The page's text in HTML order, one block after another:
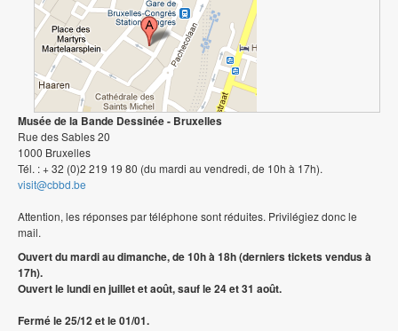
Musée de la Bande Dessinée - Bruxelles
Rue des Sables 20
1000 Bruxelles
Tél. : + 32 (0)2 219 19 80 (du mardi au vendredi, de 10h à 17h).
visit@cbbd.be
Attention, les réponses par téléphone sont réduites. Privilégiez donc le
mail.
Ouvert du mardi au dimanche, de 10h à 18h (derniers tickets vendus à
17h).
Ouvert le lundi en juillet et août, sauf le 24 et 31 août.
Fermé le 25/12 et le 01/01.